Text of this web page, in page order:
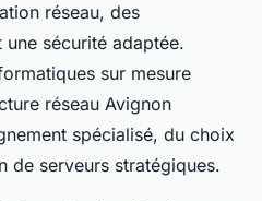
réseau, des
sécurité adaptée.
sur mesure
réseau Avignon
spécialisé, du choix
de serveurs stratégiques.